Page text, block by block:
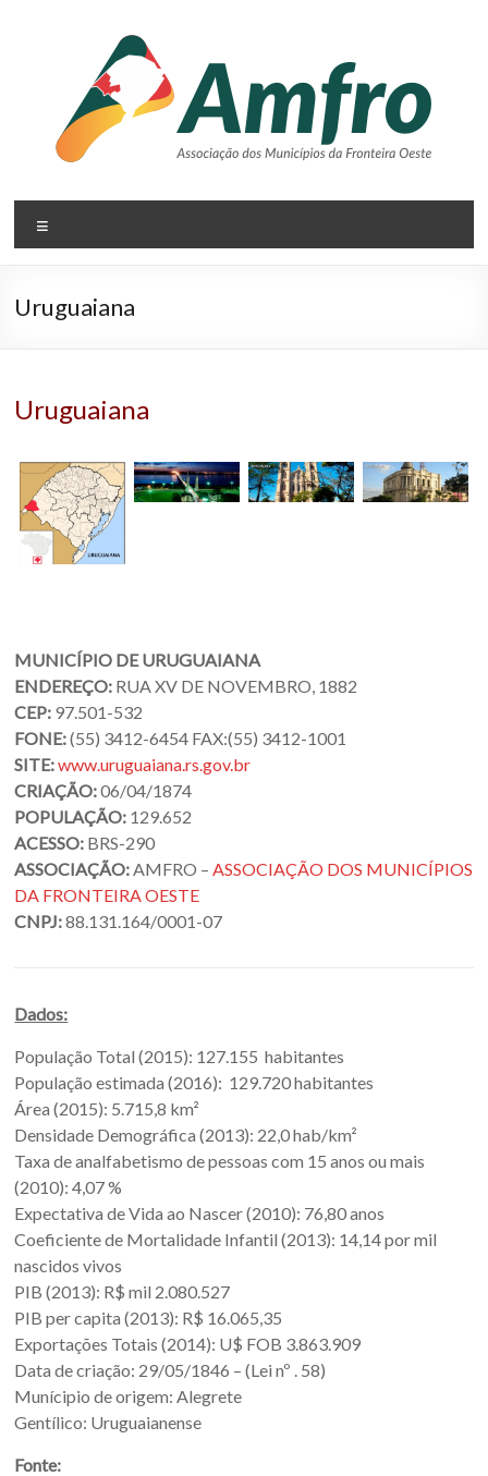
AMFRO
–
Associação
dos
da
Fronteira
Oeste
–
da
Associação
dos
Municípios
da
Fronteira
Oeste
do
estado
Rio
Uruguaiana
Uruguaiana
MUNICÍPIO DE URUGUAIANA
ENDEREÇO: RUA XV DE NOVEMBRO, 1882
CEP: 97.501-532
FONE:(55) 3412-6454 FAX:(55) 3412-1001
SITE:www.uruguaiana.rs.gov.br
CRIAÇÃO:06/04/1874
POPULAÇÃO: 129.652
ACESSO: BRS-290
ASSOCIAÇÃO: AMFRO – ASSOCIAÇÃO DOS MUNICÍPIOS
DA FRONTEIRA OESTE
CNPJ:88.131.164/0001-07
Dados:
População Total (2015): 127.155 habitantes
População estimada (2016): 129.720 habitantes
Área (2015): 5.715,8 km²
Densidade Demográfica (2013): 22,0 hab/km²
Taxa de analfabetismo de pessoas com 15 anos ou mais
(2010): 4,07 %
Expectativa de Vida ao Nascer (2010): 76,80 anos
Coeficiente de Mortalidade Infantil (2013): 14,14 por mil
nascidos vivos
PIB (2013): R$ mil 2.080.527
PIB per capita (2013): R$ 16.065,35
Exportações Totais (2014): U$ FOB 3.863.909
Data de criação: 29/05/1846 – (Lei nº . 58)
Munícipio de origem: Alegrete
Gentílico: Uruguaianense
Fonte: